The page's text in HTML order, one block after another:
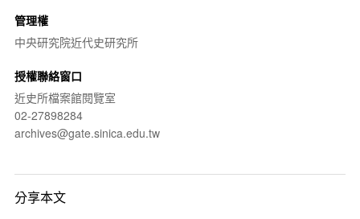
管理權
中央研究院近代史研究所
授權聯絡窗口
近史所檔案館閱覽室
02-27898284
archives@gate.sinica.edu.tw
分享本文